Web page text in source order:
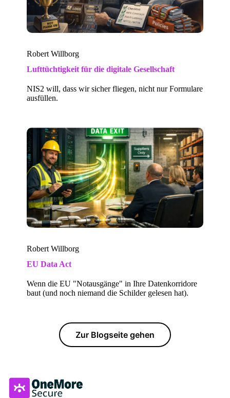
Robert Willborg
Lufttüchtigkeit für die digitale Gesellschaft
NIS2 will, dass wir sicher fliegen, nicht nur Formulare
ausfüllen.
Robert Willborg
EU Data Act
Wenn die EU "Notausgänge" in Ihre Datenkorridore
baut (und noch niemand die Schilder gelesen hat).
Zur Blogseite gehen